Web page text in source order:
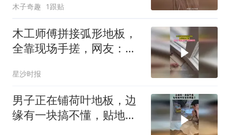
木子奇趣 1跟贴
木工师傅拼接弧形地板，
全靠现场手搓，网友：以
星沙时报
男子正在铺荷叶地板，边
缘有一块搞不懂，贴地板